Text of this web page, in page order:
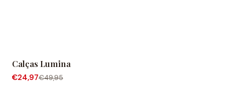
-50% OFF
Calças Lumina
€24,97€49,95